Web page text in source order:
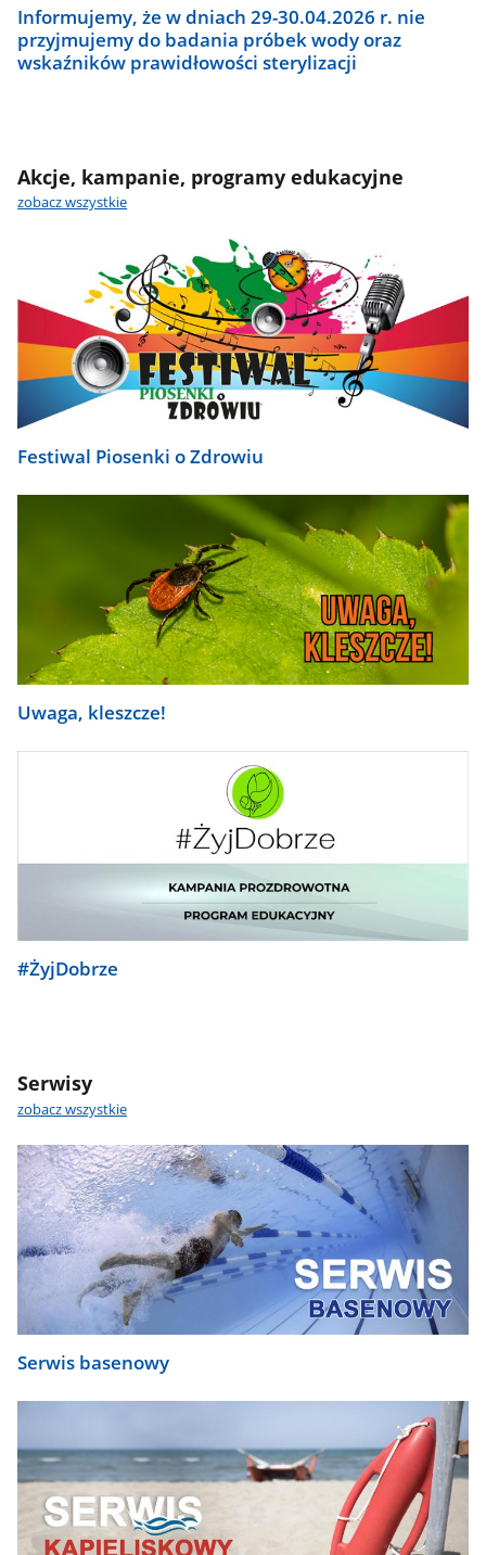
Informujemy, że w dniach 29-30.04.2026 r. nie
przyjmujemy do badania próbek wody oraz
wskaźników prawidłowości sterylizacji
Akcje, kampanie, programy edukacyjne
zobacz wszystkie
Festiwal Piosenki o Zdrowiu
Uwaga, kleszcze!
#ŻyjDobrze
Serwisy
zobacz wszystkie
Serwis basenowy